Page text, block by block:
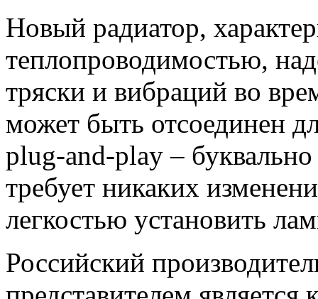
Новый радиатор,
теплопроводимостью,
тряски и вибраций во
может быть отсоединен
plug-and-play –
требует никаких
легкостью установить
Российский